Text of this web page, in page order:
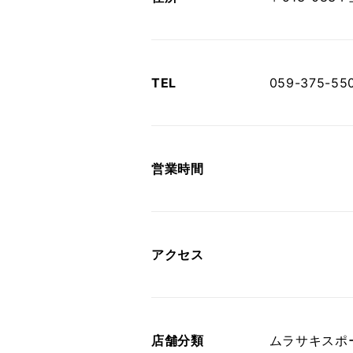
TEL 059-375-
営業時間
アクセス
店舗分類 ムラサキスポ